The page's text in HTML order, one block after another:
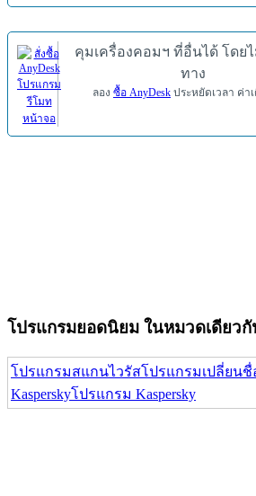
คุมเครื่องคอมฯ ที่อื่นได้ โดย
ทาง
ลอง ซื้อ AnyDesk ประหยัดเวลา ค่า
โปรแกรมยอดนิยม ในหมวดเดียว
โปรแกรมสแกนไวรัสโปรแกรมเปลี่ยนชื่
Kasperskyโปรแกรม Kaspersky